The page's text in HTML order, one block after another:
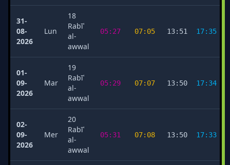
31-
08-
2026
Lun
18
Rabīʿ
al-
awwal
05:27 07:05 13:51 17:35
01-
09-
2026
Mar
19
Rabīʿ
al-
awwal
05:29 07:07 13:50 17:34
02-
09-
2026
Mer
20
Rabīʿ
al-
awwal
05:31 07:08 13:50 17:33